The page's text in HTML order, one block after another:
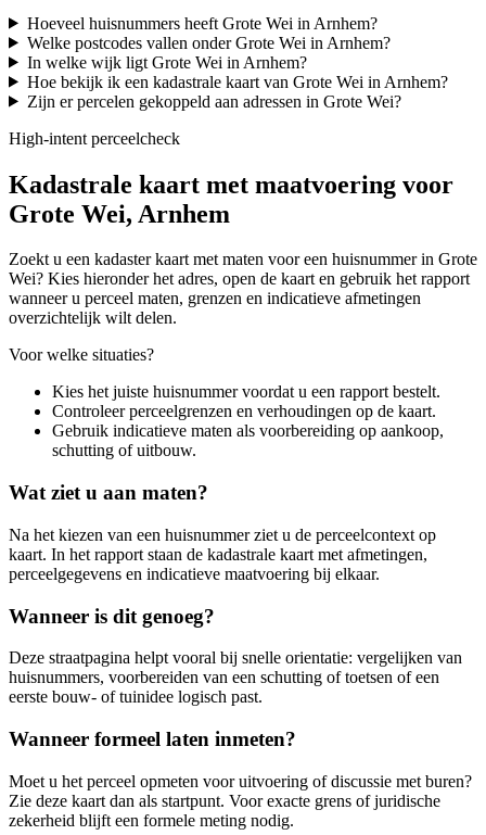
Hoeveel huisnummers heeft Grote Wei in Arnhem?
Welke postcodes vallen onder Grote Wei in Arnhem?
In welke wijk ligt Grote Wei in Arnhem?
Hoe bekijk ik een kadastrale kaart van Grote Wei in Arnhem?
Zijn er percelen gekoppeld aan adressen in Grote Wei?
High-intent perceelcheck
Kadastrale kaart met maatvoering voor
Grote Wei, Arnhem
Zoekt u een kadaster kaart met maten voor een huisnummer in Grote
Wei? Kies hieronder het adres, open de kaart en gebruik het rapport
wanneer u perceel maten, grenzen en indicatieve afmetingen
overzichtelijk wilt delen.
Voor welke situaties?
Kies het juiste huisnummer voordat u een rapport bestelt.
Controleer perceelgrenzen en verhoudingen op de kaart.
Gebruik indicatieve maten als voorbereiding op aankoop,
schutting of uitbouw.
Wat ziet u aan maten?
Na het kiezen van een huisnummer ziet u de perceelcontext op
kaart. In het rapport staan de kadastrale kaart met afmetingen,
perceelgegevens en indicatieve maatvoering bij elkaar.
Wanneer is dit genoeg?
Deze straatpagina helpt vooral bij snelle orientatie: vergelijken van
huisnummers, voorbereiden van een schutting of toetsen of een
eerste bouw- of tuinidee logisch past.
Wanneer formeel laten inmeten?
Moet u het perceel opmeten voor uitvoering of discussie met buren?
Zie deze kaart dan als startpunt. Voor exacte grens of juridische
zekerheid blijft een formele meting nodig.